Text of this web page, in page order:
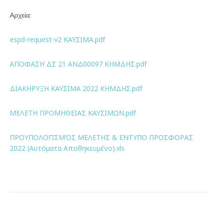
Αρχεία:
espd-request-v2 ΚΑΥΣΙΜΑ.pdf
ΑΠΟΦΑΣΗ ΔΣ 21 ΑΝΔ00097 ΚΗΜΔΗΣ.pdf
ΔΙΑΚΗΡΥΞΗ ΚΑΥΣΙΜΑ 2022 ΚΗΜΔΗΣ.pdf
ΜΕΛΕΤΗ ΠΡΟΜΗΘΕΙΑΣ ΚΑΥΣΙΜΩΝ.pdf
ΠΡΟΥΠΟΛΟΓΙΣΜΌΣ ΜΕΛΕΤΗΣ & ΕΝΤΥΠΟ ΠΡΟΣΦΟΡΑΣ
2022 (Αυτόματα Αποθηκευμένο).xls